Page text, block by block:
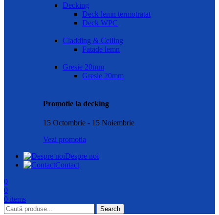
Decking
Deck lemn termotratat
Deck WPC
Cladding & Ceiling
Fatade lemn
Gresie 20mm
Gresie 20mm
Promotie la decking
15 Octombrie - 15 Noiembrie
Vezi promotia
Despre noi
Contact
0
0
0 items
Search